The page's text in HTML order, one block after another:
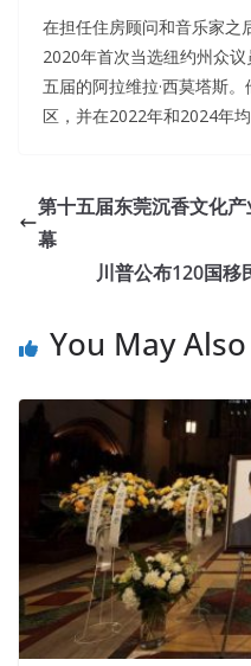
在担任住房顾问和音乐家之
2020年首次当选纽约州众
五届的阿拉维拉·西莫塔斯
区，并在2022年和2024年均
第十五届东莞沉香文化
幕
川普公布120国移
You May